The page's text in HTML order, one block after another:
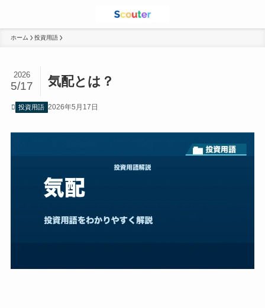
ホーム 投資用語
気配とは？
2026
5/17
投資用語 2026年5月17日